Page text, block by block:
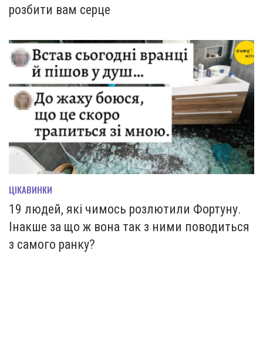
розбити вам серце
ЦІКАВИНКИ
19 людей, які чимось розлютили Фортуну.
Інакше за що ж вона так з ними поводиться
з самого ранку?